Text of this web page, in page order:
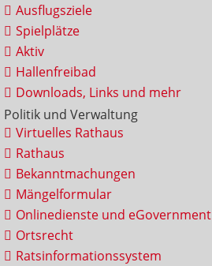
Ausflugsziele
Spielplätze
Aktiv
Hallenfreibad
Downloads, Links und mehr
Politik und Verwaltung
Virtuelles Rathaus
Rathaus
Bekanntmachungen
Mängelformular
Onlinedienste und eGovernment
Ortsrecht
Ratsinformationssystem